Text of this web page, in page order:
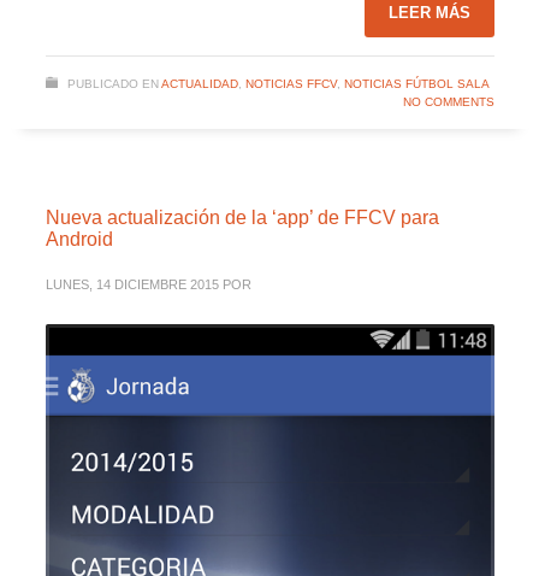
LEER MÁS
PUBLICADO EN ACTUALIDAD, NOTICIAS FFCV, NOTICIAS FÚTBOL SALA
NO COMMENTS
Nueva actualización de la ‘app’ de FFCV para
Android
LUNES, 14 DICIEMBRE 2015 POR